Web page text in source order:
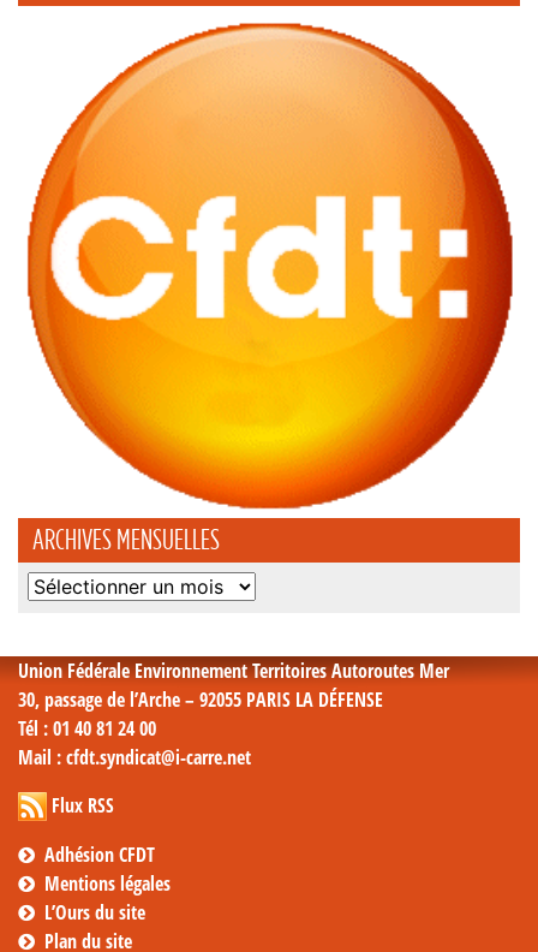
ARCHIVES MENSUELLES
Archives
Union Fédérale Environnement Territoires Autoroutes Mer
30, passage de l’Arche – 92055 PARIS LA DÉFENSE
Tél : 01 40 81 24 00
Mail : cfdt.syndicat@i-carre.net
Flux RSS
Adhésion CFDT
Mentions légales
L’Ours du site
Plan du site